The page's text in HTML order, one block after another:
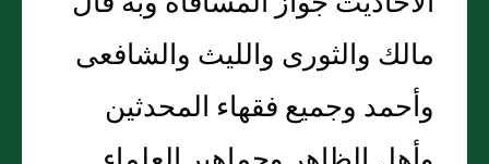
مالك والثورى والليث والشافعى
وأحمد وجميع فقهاء المحدثين